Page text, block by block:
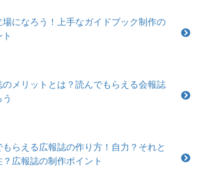
場になろう！上手なガイドブック制作の
のメリットとは？読んでもらえる会報誌
もらえる広報誌の作り方！自力？それと
？広報誌の制作ポイント